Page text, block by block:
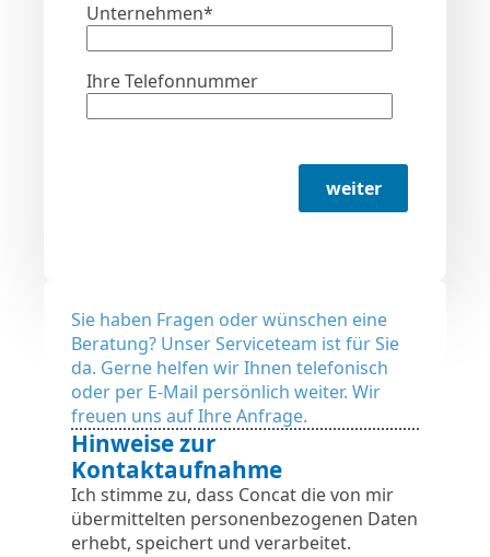
Unternehmen*
Ihre Telefonnummer
weiter
Sie haben Fragen oder wünschen eine
Beratung? Unser Serviceteam ist für Sie
da. Gerne helfen wir Ihnen telefonisch
oder per E-Mail persönlich weiter. Wir
freuen uns auf Ihre Anfrage.
Hinweise zur
Kontaktaufnahme
Ich stimme zu, dass Concat die von mir
übermittelten personenbezogenen Daten
erhebt, speichert und verarbeitet.